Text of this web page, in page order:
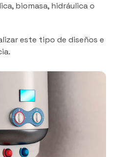
biomasa, hidráulica o
este tipo de diseños e